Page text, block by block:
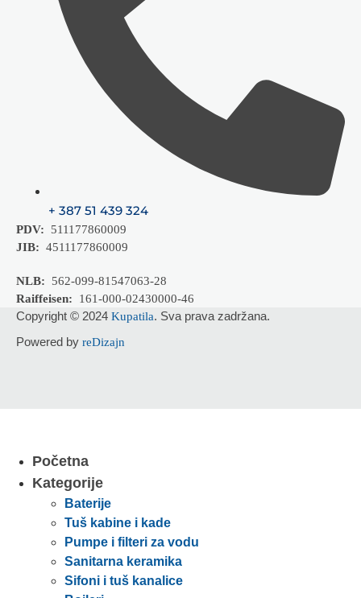
+ 387 51 439 324
PDV:
511177860009
JIB: 4511177860009
NLB: 562-099-81547063-28
Raiffeisen: 161-000-02430000-46
Copyright © 2024 Kupatila. Sva prava zadržana.
Powered by reDizajn
Početna
Kategorije
Baterije
Tuš kabine i kade
Pumpe i filteri za vodu
Sanitarna keramika
Sifoni i tuš kanalice